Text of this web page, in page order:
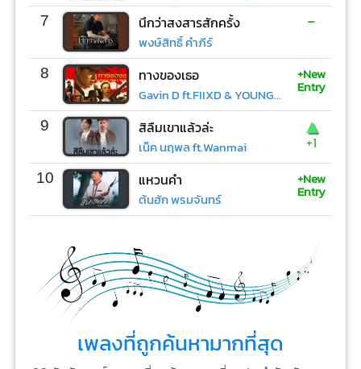
7 นึกว่าสงสารสักครั้ง
พงษ์สิทธิ์ คำภีร์
-
8 ทางของเธอ
Gavin D ft.FIIXD & YOUNGOHM
+New
Entry
9 สิลืมเขาแล้วล่ะ
เน็ค นฤพล ft.Wanmai
▲
+1
10 แหวนคำ
ต้นฮัก พรมจันทร์
+New
Entry
เพลงที่ถูกค้นหามากที่สุด